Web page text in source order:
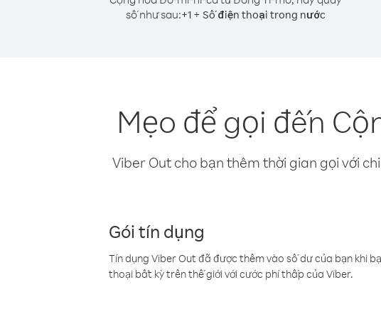
số như sau:+1+ Số điện thoại trong nước
Mẹo để gọi đến
Viber Out cho bạn thêm thời gian gọi với
Gói tín dụng
Tín dụng Viber Out đã được thêm vào số dư của bạn khi
thoại bất kỳ trên thế giới với cước phí thấp của Viber.